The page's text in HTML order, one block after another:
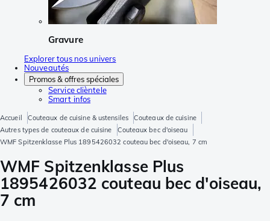
Gravure
Explorer tous nos univers
Nouveautés
Promos & offres spéciales
Service clièntele
Smart infos
Accueil Couteaux de cuisine & ustensiles
Couteaux de cuisine
Autres types de couteaux de cuisine
Couteaux bec d'oiseau
WMF Spitzenklasse Plus 1895426032 couteau bec d'oiseau, 7 cm
WMF Spitzenklasse Plus
1895426032 couteau bec d'oiseau,
7 cm